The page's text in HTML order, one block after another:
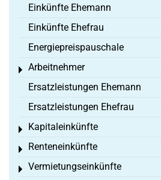
Einkünfte Ehemann
Einkünfte Ehefrau
Energiepreispauschale
Arbeitnehmer
Toggle menu
Ersatzleistungen Ehemann
Ersatzleistungen Ehefrau
Kapitaleinkünfte
Toggle menu
Renteneinkünfte
Toggle menu
Vermietungseinkünfte
Toggle menu